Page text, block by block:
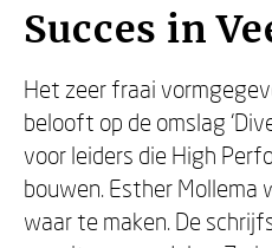
Succes in
Het zeer fraai
belooft op de omslag
voor leiders die High
bouwen. Esther
waar te maken. De